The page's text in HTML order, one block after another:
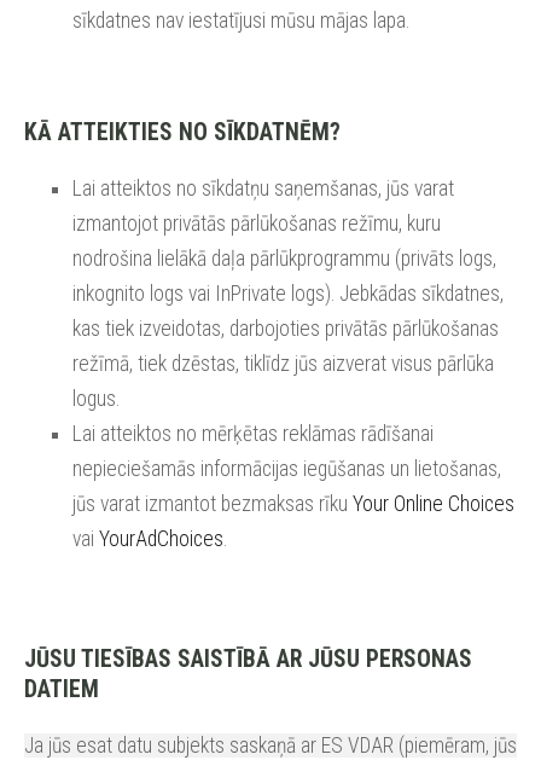
sīkdatnes nav iestatījusi mūsu mājas lapa.
KĀ ATTEIKTIES NO SĪKDATNĒM?
Lai atteiktos no sīkdatņu saņemšanas, jūs varat
izmantojot privātās pārlūkošanas režīmu, kuru
nodrošina lielākā daļa pārlūkprogrammu (privāts logs,
inkognito logs vai InPrivate logs). Jebkādas sīkdatnes,
kas tiek izveidotas, darbojoties privātās pārlūkošanas
režīmā, tiek dzēstas, tiklīdz jūs aizverat visus pārlūka
logus.
Lai atteiktos no mērķētas reklāmas rādīšanai
nepieciešamās informācijas iegūšanas un lietošanas,
jūs varat izmantot bezmaksas rīku Your Online Choices
vai YourAdChoices
JŪSU TIESĪBAS SAISTĪBĀ AR JŪSU PERSONAS
DATIEM
Ja jūs esat datu subjekts saskaņā ar ES VDAR (piemēram, jūs